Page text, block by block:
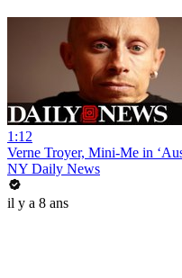
1:12
Verne Troyer, Mini-Me in
NY Daily News
il y a 8 ans